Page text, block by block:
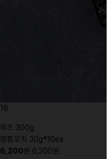
16
하츠 300g
염통꼬치 30g*10ea
6,200원 6,200원